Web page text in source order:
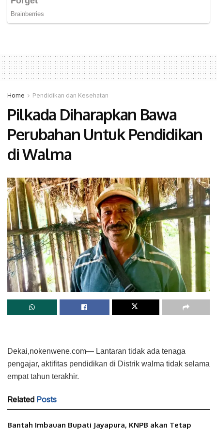
Home Pendidikan dan Kesehatan
Pilkada Diharapkan Bawa
Perubahan Untuk Pendidikan
di Walma
Dekai,nokenwene.com— Lantaran tidak ada tenaga
pengajar, aktifitas pendidikan di Distrik walma tidak selama
empat tahun terakhir.
Related Posts
Bantah Imbauan Bupati Jayapura, KNPB akan Tetap